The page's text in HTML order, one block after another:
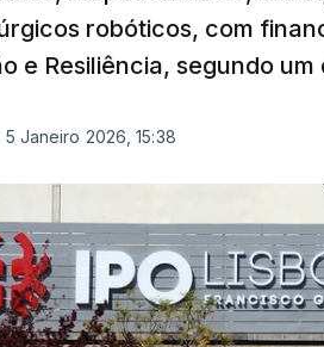
robóticos, com
e Resiliência, segundo
Janeiro 2026, 15:38